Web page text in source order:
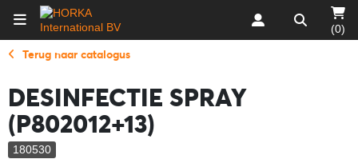
(0)
Terug naar catalogus
DESINFECTIE SPRAY
(P802012+13)
180530